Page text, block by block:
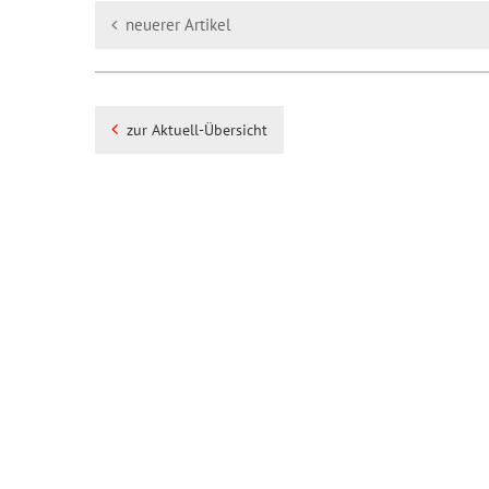
neuerer Artikel
zur Aktuell-Übersicht